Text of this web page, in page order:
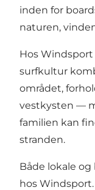
inden for
naturen,
Hos
surfkultur
området,
vestkysten —
familien kan
stranden.
Både lokale
hos Windsport.